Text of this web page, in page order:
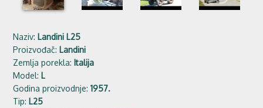
Naziv: Landini L25
Proizvođač: Landini
Zemlja porekla: Italija
Model: L
Godina proizvodnje:1957.
Tip: L25